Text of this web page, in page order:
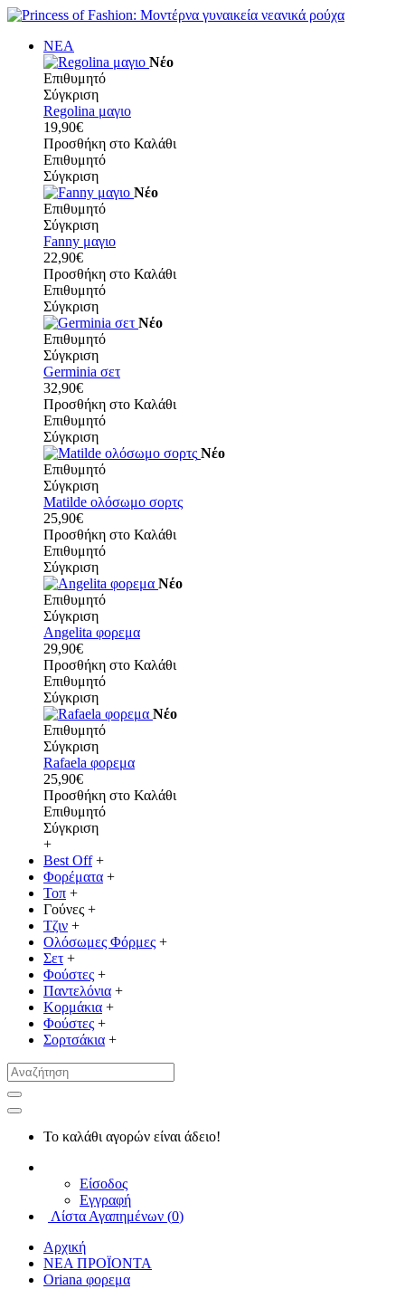
ΝΕΑ
Νέο
Επιθυμητό
Σύγκριση
Regolina μαγιο
19,90€
Προσθήκη στο Καλάθι
Επιθυμητό
Σύγκριση
Νέο
Επιθυμητό
Σύγκριση
Fanny μαγιο
22,90€
Προσθήκη στο Καλάθι
Επιθυμητό
Σύγκριση
Νέο
Επιθυμητό
Σύγκριση
Germinia σετ
32,90€
Προσθήκη στο Καλάθι
Επιθυμητό
Σύγκριση
Νέο
Επιθυμητό
Σύγκριση
Matilde ολόσωμο σορτς
25,90€
Προσθήκη στο Καλάθι
Επιθυμητό
Σύγκριση
Νέο
Επιθυμητό
Σύγκριση
Angelita φορεμα
29,90€
Προσθήκη στο Καλάθι
Επιθυμητό
Σύγκριση
Νέο
Επιθυμητό
Σύγκριση
Rafaela φορεμα
25,90€
Προσθήκη στο Καλάθι
Επιθυμητό
Σύγκριση
+
Best Off +
Φορέματα +
Τοπ +
Γούνες +
Τζιν +
Ολόσωμες Φόρμες +
Σετ +
Φούστες +
Παντελόνια +
Κορμάκια +
Φούστες +
Σορτσάκια +
Το καλάθι αγορών είναι άδειο!
Είσοδος
Εγγραφή
Λίστα Αγαπημένων (0)
Αρχική
ΝΕΑ ΠΡΟΪΟΝΤΑ
Oriana φορεμα